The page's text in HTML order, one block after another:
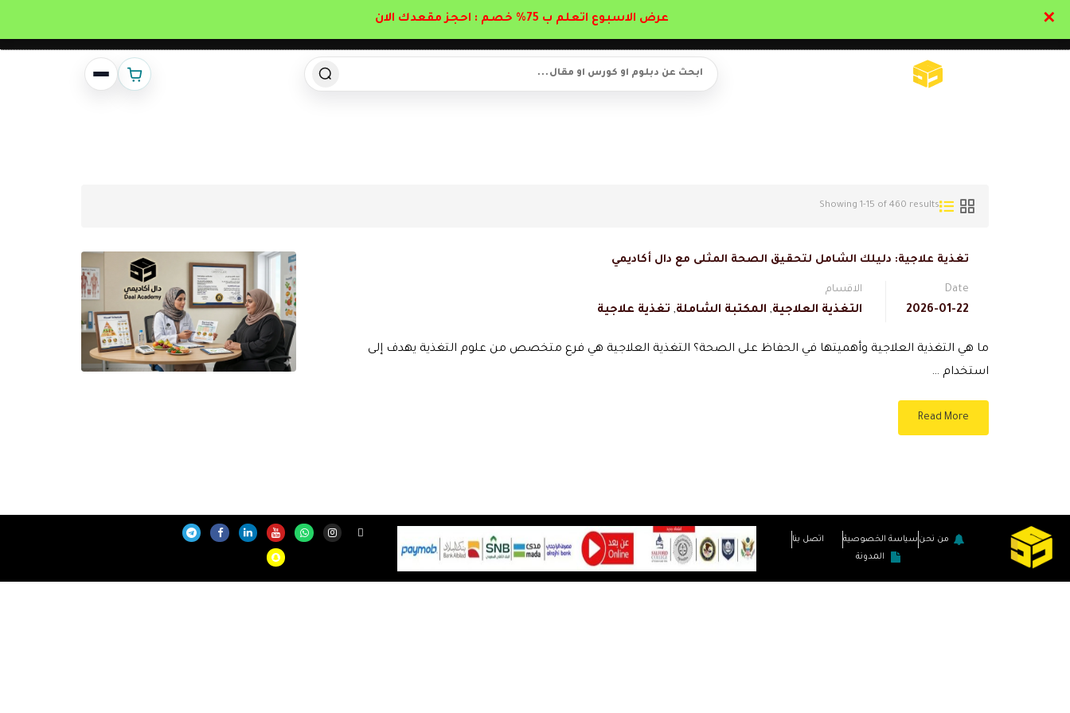
Showing 1-15 of 460 results
تغذية علاجية: دليلك الشامل لتحقيق الصحة المثلى مع دال أكاديمي
Date
2026-01-22
الاقسام
التغذية العلاجية, المكتبة الشاملة, تغذية علاجية
ما هي التغذية العلاجية وأهميتها في الحفاظ على الصحة؟ التغذية العلاجية هي فرع متخصص من علوم التغذية يهدف إلى
استخدام …
Read More
من نحن سياسة الخصوصية
اتصل بنا
المدونة
عرض الاسبوع اتعلم ب 75% خصم : احجز مقعدك الان ✕